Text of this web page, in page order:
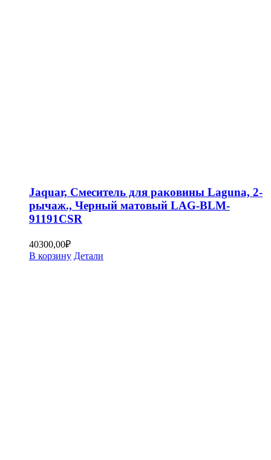
Jaquar, Смеситель для раковины Laguna, 2-
рычаж., Черный матовый LAG-BLM-
91191CSR
40300,00₽
В корзину Детали